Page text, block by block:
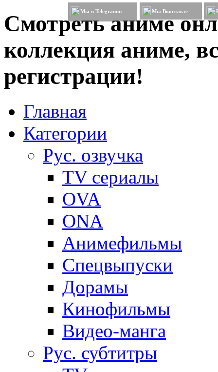
Смотреть аниме
коллекция аниме,
регистрации!
Мы в Telegramm Мы Вконтакте
Главная
Категории
Рус. озвучка
TV сериалы
OVA
ONA
Анимефильмы
Спецвыпуски
Дорамы
Кинофильмы
Видео-манга
Рус. субтитры